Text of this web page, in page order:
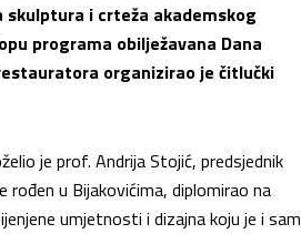
skulptura i crteža akademskog
programa obilježavana Dana
organizirao je čitlučki
je prof. Andrija Stojić, predsjednik
u Bijakovićima, diplomirao na
umjetnosti i dizajna koju je i sam